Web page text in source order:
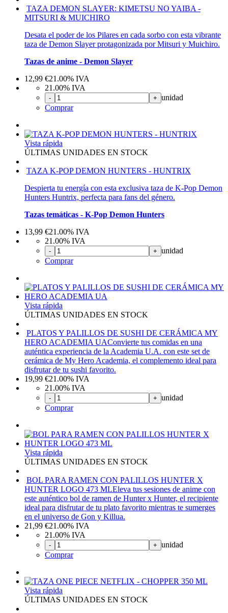
TAZA DEMON SLAYER: KIMETSU NO YAIBA -
MITSURI & MUICHIRO
Desata el poder de los Pilares en cada sorbo con esta vibrante
taza de Demon Slayer protagonizada por Mitsuri y Muichiro.
Tazas de anime - Demon Slayer
12,99 €21.00% IVA
21.00% IVA
- + unidad
Comprar
Vista rápida
ÚLTIMAS UNIDADES EN STOCK
TAZA K-POP DEMON HUNTERS - HUNTRIX
Despierta tu energía con esta exclusiva taza de K-Pop Demon
Hunters Huntrix, perfecta para fans del género.
Tazas temáticas - K-Pop Demon Hunters
13,99 €21.00% IVA
21.00% IVA
- + unidad
Comprar
Vista rápida
ÚLTIMAS UNIDADES EN STOCK
PLATOS Y PALILLOS DE SUSHI DE CERÁMICA MY
HERO ACADEMIA UAConvierte tus comidas en una
auténtica experiencia de la Academia U.A. con este set de
cerámica de My Hero Academia, el complemento ideal para
disfrutar de tu sushi favorito.
19,99 €21.00% IVA
21.00% IVA
- + unidad
Comprar
Vista rápida
ÚLTIMAS UNIDADES EN STOCK
BOL PARA RAMEN CON PALILLOS HUNTER X
HUNTER LOGO 473 MLEleva tus sesiones de anime con
este auténtico bol de ramen de Hunter x Hunter, el recipiente
ideal para disfrutar de tu plato favorito mientras te sumerges
en el universo de Gon y Killua.
21,99 €21.00% IVA
21.00% IVA
- + unidad
Comprar
Vista rápida
ÚLTIMAS UNIDADES EN STOCK